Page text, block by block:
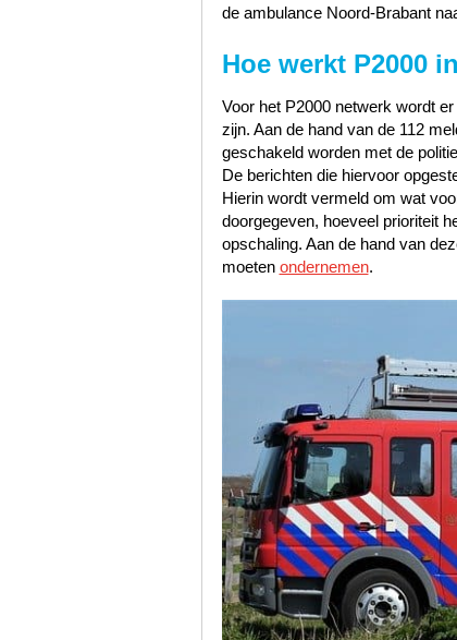
de ambulance Noord-Brabant
Hoe werkt P2000
Voor het P2000 netwerk wordt
zijn. Aan de hand van de 112
geschakeld worden met de
De berichten die hiervoor
Hierin wordt vermeld om wat
doorgegeven, hoeveel prioriteit
opschaling. Aan de hand van
moeten ondernemen.